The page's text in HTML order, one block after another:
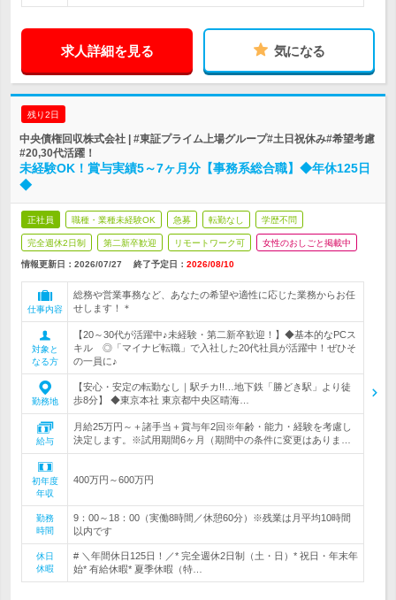
求人詳細を見る 気になる
残り2日
中央債権回収株式会社 | #東証プライム上場グループ#土日祝休み#希望考慮
#20,30代活躍！
未経験OK！賞与実績5～7ヶ月分【事務系総合職】◆年休125日
◆
正社員 職種・業種未経験OK 急募 転勤なし 学歴不問
完全週休2日制 第二新卒歓迎 リモートワーク可 女性のおしごと掲載中
情報更新日：2026/07/27 終了予定日： 2026/08/10
仕事内容
総務や営業事務など、あなたの希望や適性に応じた業務からお任
せします！＊
対象と
なる方
【20～30代が活躍中♪未経験・第二新卒歓迎！】◆基本的なPCス
キル ◎「マイナビ転職」で入社した20代社員が活躍中！ぜひそ
の一員に♪
勤務地
【安心・安定の転勤なし｜駅チカ!!…地下鉄「勝どき駅」より徒
歩8分】 ◆東京本社 東京都中央区晴海…
給与
月給25万円～＋諸手当＋賞与年2回※年齢・能力・経験を考慮し
決定します。※試用期間6ヶ月（期間中の条件に変更はありま…
初年度
年収
400万円～600万円
勤務
時間
9：00～18：00（実働8時間／休憩60分）※残業は月平均10時間
以内です
休日
休暇
# ＼年間休日125日！／* 完全週休2日制（土・日）* 祝日・年末年
始* 有給休暇* 夏季休暇（特…